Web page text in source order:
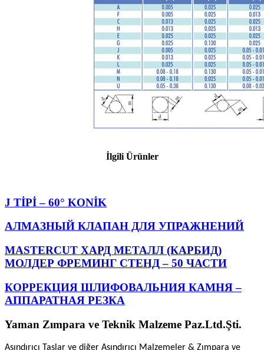
İlgili Ürünler
J TİPİ – 60° KONİK
АЛМАЗНЫЙ КЛАПАН ДЛЯ УПРАЖНЕНИЙ
MASTERCUT ХАРД МЕТАЛЛ (КАРБИД)
МОЛДЕР ФРЕМИНГ СТЕНД – 50 ЧАСТИ
КОРРЕКЦИЯ ШЛИФОВАЛЬНИЯ КАМНЯ –
АППАРАТНАЯ РЕЗКА
Yaman Zımpara ve Teknik Malzeme Paz.Ltd.Şti.
Aşındırıcı Taşlar ve diğer Aşındırıcı Malzemeler & Zımpara ve